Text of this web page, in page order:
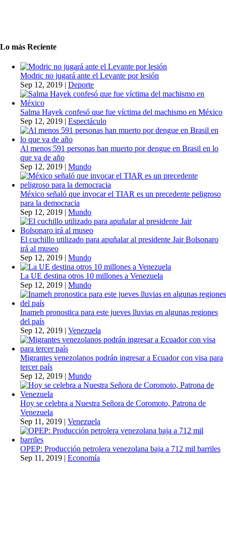
Lo más Reciente
Modric no jugará ante el Levante por lesión
Sep 12, 2019 | Deporte
Salma Hayek confesó que fue víctima del machismo en México
Sep 12, 2019 | Espectáculo
Al menos 591 personas han muerto por dengue en Brasil en lo
que va de año
Sep 12, 2019 | Mundo
México señaló que invocar el TIAR es un precedente peligroso
para la democracia
Sep 12, 2019 | Mundo
El cuchillo utilizado para apuñalar al presidente Jair Bolsonaro
irá al museo
Sep 12, 2019 | Mundo
La UE destina otros 10 millones a Venezuela
Sep 12, 2019 | Mundo
Inameh pronostica para este jueves lluvias en algunas regiones
del país
Sep 12, 2019 | Venezuela
Migrantes venezolanos podrán ingresar a Ecuador con visa para
tercer país
Sep 12, 2019 | Mundo
Hoy se celebra a Nuestra Señora de Coromoto, Patrona de
Venezuela
Sep 11, 2019 | Venezuela
OPEP: Producción petrolera venezolana baja a 712 mil barriles
Sep 11, 2019 | Economía